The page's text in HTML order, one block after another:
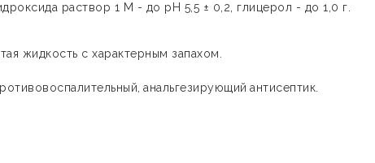
раствор 1 М - до pH 5,5 ± 0,2, глицерол - до 1,0 г.
жидкость с характерным запахом.
анальгезирующий антисептик.